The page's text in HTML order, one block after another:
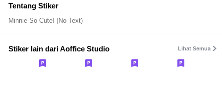
Tentang Stiker
Minnie So Cute! (No Text)
Stiker lain dari Aoffice Studio Lihat Semua